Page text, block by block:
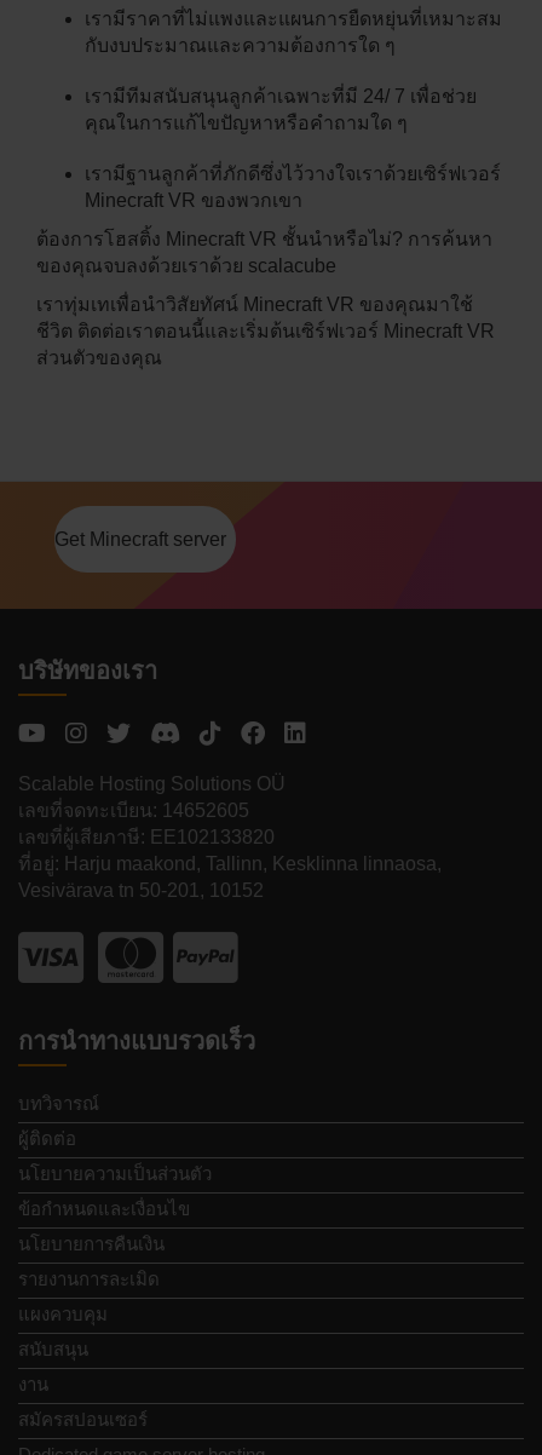
เรามีราคาที่ไม่แพงและแผนการยืดหยุ่นที่เหมาะสม
กับงบประมาณและความต้องการใด ๆ
เรามีทีมสนับสนุนลูกค้าเฉพาะที่มี 24/ 7 เพื่อช่วย
คุณในการแก้ไขปัญหาหรือคำถามใด ๆ
เรามีฐานลูกค้าที่ภักดีซึ่งไว้วางใจเราด้วยเซิร์ฟเวอร์
Minecraft VR ของพวกเขา
ต้องการโฮสติ้ง Minecraft VR ชั้นนำหรือไม่? การค้นหา
ของคุณจบลงด้วยเราด้วย scalacube
เราทุ่มเทเพื่อนำวิสัยทัศน์ Minecraft VR ของคุณมาใช้
ชีวิต ติดต่อเราตอนนี้และเริ่มต้นเซิร์ฟเวอร์ Minecraft VR
ส่วนตัวของคุณ
Get Minecraft server
บริษัทของเรา
Scalable Hosting Solutions OÜ
เลขที่จดทะเบียน: 14652605
เลขที่ผู้เสียภาษี: EE102133820
ที่อยู่: Harju maakond, Tallinn, Kesklinna linnaosa,
Vesivärava tn 50-201, 10152
การนำทางแบบรวดเร็ว
บทวิจารณ์
ผู้ติดต่อ
นโยบายความเป็นส่วนตัว
ข้อกำหนดและเงื่อนไข
นโยบายการคืนเงิน
รายงานการละเมิด
แผงควบคุม
สนับสนุน
งาน
สมัครสปอนเซอร์